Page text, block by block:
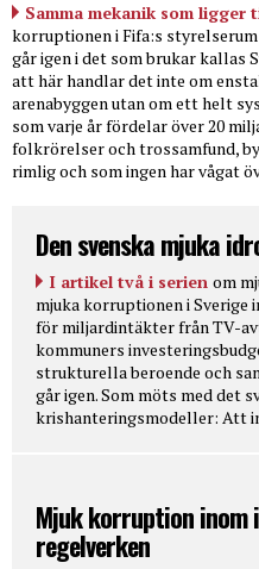
Samma mekanik som ligger
korruptionen i Fifa:s
går igen i det som brukar kallas
att här handlar det inte om
arenabyggen utan om ett helt
som varje år fördelar över 20
folkrörelser och trossamfund,
rimlig och som ingen har vågat
Den svenska mjuka
I artikel två i serien om
mjuka korruptionen i
för miljardintäkter från TV-
kommuners
strukturella beroende och
går igen. Som möts med det
krishanteringsmodeller: Att
Mjuk korruption
regelverken